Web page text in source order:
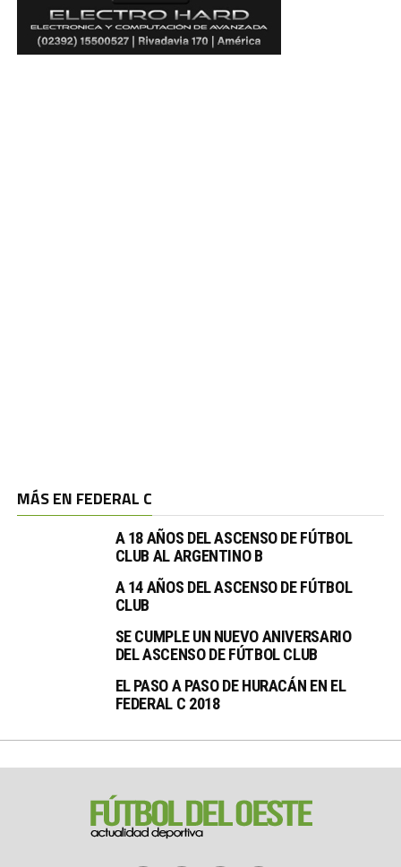
MÁS EN FEDERAL C
A 18 AÑOS DEL ASCENSO DE FÚTBOL
CLUB AL ARGENTINO B
A 14 AÑOS DEL ASCENSO DE FÚTBOL
CLUB
SE CUMPLE UN NUEVO ANIVERSARIO
DEL ASCENSO DE FÚTBOL CLUB
EL PASO A PASO DE HURACÁN EN EL
FEDERAL C 2018